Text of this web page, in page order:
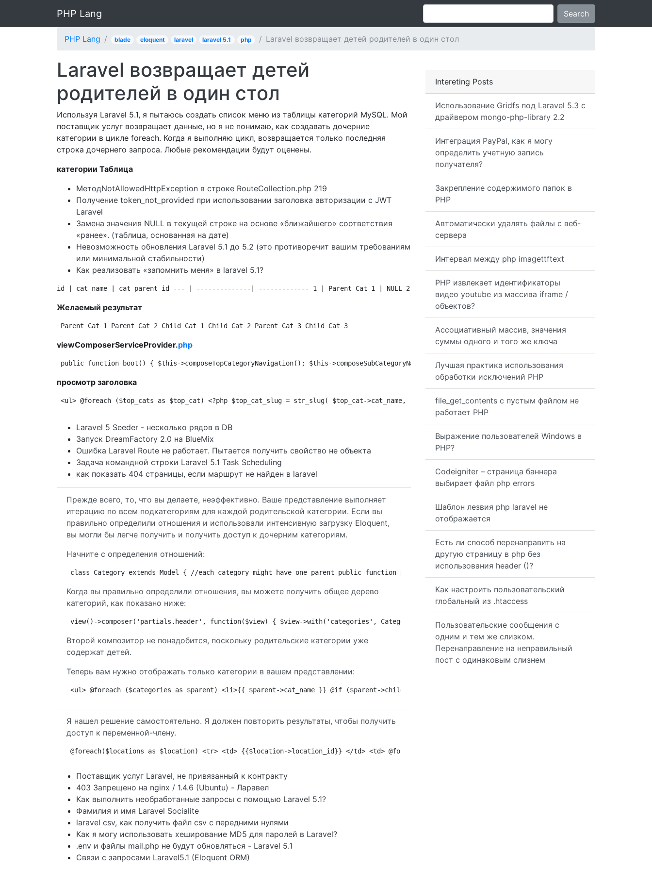
PHP Lang Search
PHP Lang blade eloquent laravel laravel 5.1 php Laravel возвращает детей родителей в один стол
Intereting Posts
Использование Gridfs под Laravel 5.3 с
драйвером mongo-php-library 2.2
Интеграция PayPal, как я могу
определить учетную запись
получателя?
Закрепление содержимого папок в
PHP
Автоматически удалять файлы с веб-
сервера
Интервал между php imagettftext
PHP извлекает идентификаторы
видео youtube из массива iframe /
объектов?
Ассоциативный массив, значения
суммы одного и того же ключа
Лучшая практика использования
обработки исключений PHP
file_get_contents с пустым файлом не
работает PHP
Выражение пользователей Windows в
PHP?
Codeigniter – страница баннера
выбирает файл php errors
Шаблон лезвия php laravel не
отображается
Есть ли способ перенаправить на
другую страницу в php без
использования header ()?
Как настроить пользовательский
глобальный из .htaccess
Пользовательские сообщения с
одним и тем же слизком.
Перенаправление на неправильный
пост с одинаковым слизнем
Laravel возвращает детей
родителей в один стол
Используя Laravel 5.1, я пытаюсь создать список меню из таблицы категорий MySQL. Мой
поставщик услуг возвращает данные, но я не понимаю, как создавать дочерние
категории в цикле foreach. Когда я выполняю цикл, возвращается только последняя
строка дочернего запроса. Любые рекомендации будут оценены.
категории Таблица
МетодNotAllowedHttpException в строке RouteCollection.php 219
Получение token_not_provided при использовании заголовка авторизации с JWT
Laravel
Замена значения NULL в текущей строке на основе «ближайшего» соответствия
«ранее». (таблица, основанная на дате)
Невозможность обновления Laravel 5.1 до 5.2 (это противоречит вашим требованиям
или минимальной стабильности)
Как реализовать «запомнить меня» в laravel 5.1?
id | cat_name | cat_parent_id --- | --------------| ------------- 1 | Parent Cat 1 | NULL 2 | Parent Cat 2 | NULL 3 | Child Cat 1 | 2 4 | Child Cat 2 | 2
Желаемый результат
Parent Cat 1 Parent Cat 2 Child Cat 1 Child Cat 2 Parent Cat 3 Child Cat 3
viewComposerServiceProvider.php
public function boot() { $this->composeTopCategoryNavigation(); $this->composeSubCategoryNavigation(); } private function
просмотр заголовка
<ul> @foreach ($top_cats as $top_cat) <?php $top_cat_slug = str_slug( $top_cat->cat_name, "-"); ?> <li>{{ $top_cat->cat_name }} @foreach ($sub_cats
Laravel 5 Seeder - несколько рядов в DB
Запуск DreamFactory 2.0 на BlueMix
Ошибка Laravel Route не работает. Пытается получить свойство не объекта
Задача командной строки Laravel 5.1 Task Scheduling
как показать 404 страницы, если маршрут не найден в laravel
Прежде всего, то, что вы делаете, неэффективно. Ваше представление выполняет
итерацию по всем подкатегориям для каждой родительской категории. Если вы
правильно определили отношения и использовали интенсивную загрузку Eloquent,
вы могли бы легче получить и получить доступ к дочерним категориям.
Начните с определения отношений:
class Category extends Model { //each category might have one parent public function parent() { return $this->belongsToOne(static::class,
Когда вы правильно определили отношения, вы можете получить общее дерево
категорий, как показано ниже:
view()->composer('partials.header', function($view) { $view->with('categories', Category::with('children')->whereNull('cat_parent_id')-
Второй композитор не понадобится, поскольку родительские категории уже
содержат детей.
Теперь вам нужно отображать только категории в вашем представлении:
<ul> @foreach ($categories as $parent) <li>{{ $parent->cat_name }} @if ($parent->children->count()) <ul> @foreach ($parent->children as $child)
Я нашел решение самостоятельно. Я должен повторить результаты, чтобы получить
доступ к переменной-члену.
@foreach($locations as $location) <tr> <td> {{$location->location_id}} </td> <td> @foreach($location->members as $member) {{$member->first_name}}
Поставщик услуг Laravel, не привязанный к контракту
403 Запрещено на nginx / 1.4.6 (Ubuntu) - Ларавел
Как выполнить необработанные запросы с помощью Laravel 5.1?
Фамилия и имя Laravel Socialite
laravel csv, как получить файл csv с передними нулями
Как я могу использовать хеширование MD5 для паролей в Laravel?
.env и файлы mail.php не будут обновляться - Laravel 5.1
Связи с запросами Laravel5.1 (Eloquent ORM)